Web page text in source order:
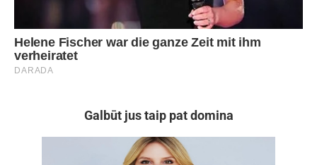
Galbūt jus taip pat domina